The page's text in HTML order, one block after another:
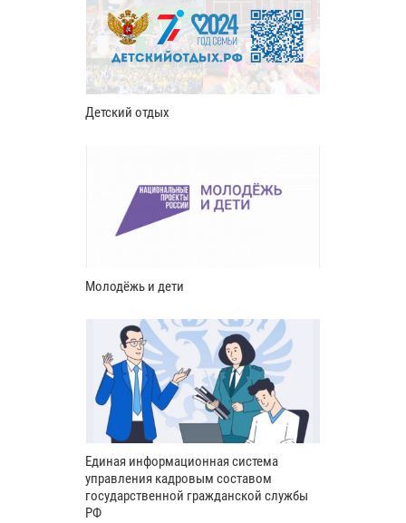
Детский отдых
Молодёжь и дети
Единая информационная система
управления кадровым составом
государственной гражданской службы
РФ